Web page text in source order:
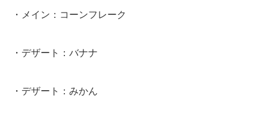
・メイン：コーンフレーク
・デザート：バナナ
・デザート：みかん